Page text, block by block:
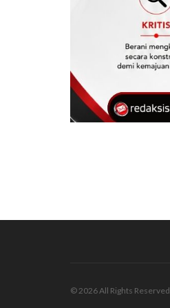
© 2026 All Rights Reserved